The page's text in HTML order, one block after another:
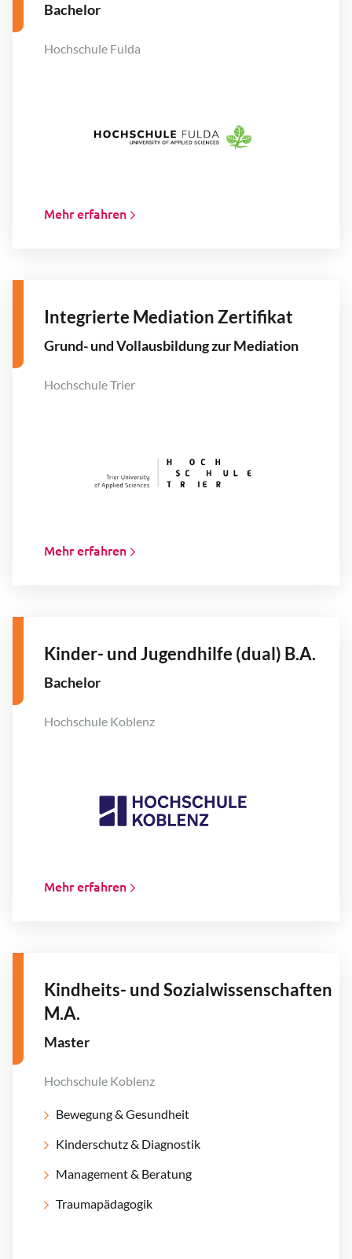
Bachelor
Hochschule Fulda
Mehr erfahren
Integrierte Mediation Zertifikat
Grund- und Vollausbildung zur Mediation
Hochschule Trier
Mehr erfahren
Kinder- und Jugendhilfe (dual) B.A.
Bachelor
Hochschule Koblenz
Mehr erfahren
Kindheits- und Sozialwissenschaften
M.A.
Master
Hochschule Koblenz
Bewegung & Gesundheit
Kinderschutz & Diagnostik
Management & Beratung
Traumapädagogik